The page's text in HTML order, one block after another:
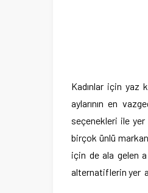
Kadınlar için yaz
aylarının en
seçenekleri ile yer
birçok ünlü
için de ala gelen
alternatiflerin yer